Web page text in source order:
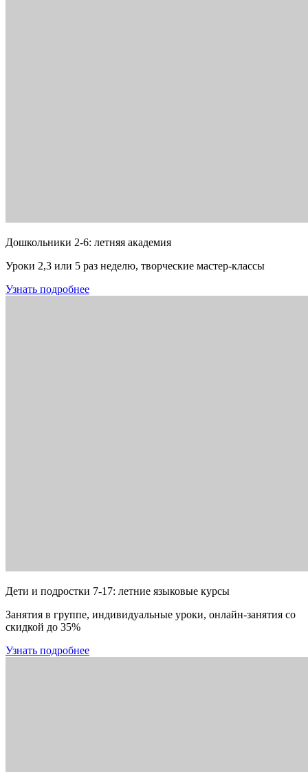
Дошкольники 2-6: летняя академия
Уроки 2,3 или 5 раз неделю, творческие мастер-классы
Узнать подробнее
Дети и подростки 7-17: летние языковые курсы
Занятия в группе, индивидуальные уроки, онлайн-занятия со
скидкой до 35%
Узнать подробнее